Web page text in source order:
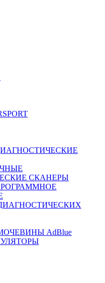
СКАНЕРЫ
АdBlue